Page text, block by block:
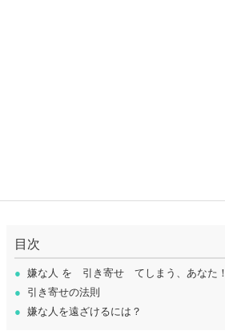
目次
● 嫌な人 を 引き寄せ てしまう、あなた！
●
引き寄せの法則
● 嫌な人を遠ざけるには？